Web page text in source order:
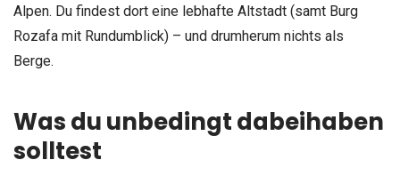
Alpen. Du findest dort eine lebhafte Altstadt (samt Burg
Rozafa mit Rundumblick) – und drumherum nichts als
Berge.
Was du unbedingt dabeihaben
solltest